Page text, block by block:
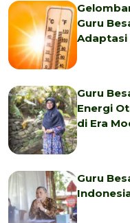
Guru
Adaptasi
Guru
Energi
di Era
Guru